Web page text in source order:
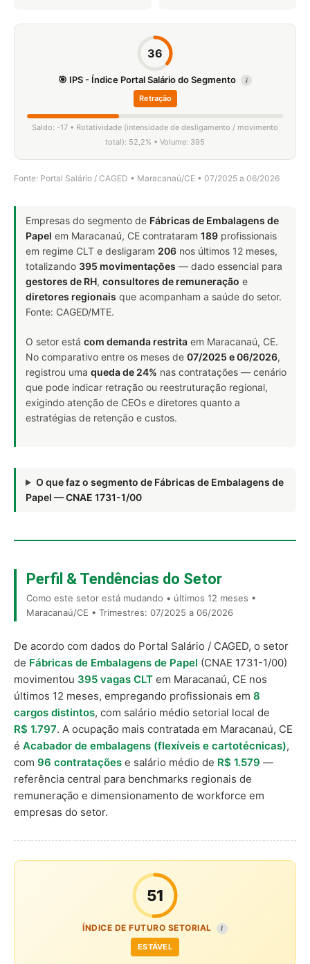
36
🎯 IPS - Índice Portal Salário do Segmento i
Retração
Saldo: -17 • Rotatividade (intensidade de desligamento / movimento
total): 52,2% • Volume: 395
Fonte: Portal Salário / CAGED • Maracanaú/CE • 07/2025 a 06/2026
Empresas do segmento de Fábricas de Embalagens de
Papel em Maracanaú, CE contrataram 189 profissionais
em regime CLT e desligaram 206 nos últimos 12 meses,
totalizando 395 movimentações — dado essencial para
gestores de RH, consultores de remuneração e
diretores regionais que acompanham a saúde do setor.
Fonte: CAGED/MTE.
O setor está com demanda restrita em Maracanaú, CE.
No comparativo entre os meses de 07/2025 e 06/2026,
registrou uma queda de 24% nas contratações — cenário
que pode indicar retração ou reestruturação regional,
exigindo atenção de CEOs e diretores quanto a
estratégias de retenção e custos.
O que faz o segmento de Fábricas de Embalagens de
Papel — CNAE 1731-1/00
Perfil & Tendências do Setor
Como este setor está mudando • últimos 12 meses •
Maracanaú/CE • Trimestres: 07/2025 a 06/2026
De acordo com dados do Portal Salário / CAGED, o setor
de Fábricas de Embalagens de Papel (CNAE 1731-1/00)
movimentou 395 vagas CLT em Maracanaú, CE nos
últimos 12 meses, empregando profissionais em 8
cargos distintos, com salário médio setorial local de
R$ 1.797. A ocupação mais contratada em Maracanaú, CE
é Acabador de embalagens (flexíveis e cartotécnicas),
com 96 contratações e salário médio de R$ 1.579 —
referência central para benchmarks regionais de
remuneração e dimensionamento de workforce em
empresas do setor.
51
ÍNDICE DE FUTURO SETORIAL I
ESTÁVEL